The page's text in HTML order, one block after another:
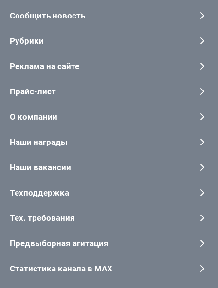
Сообщить новость
Рубрики
Реклама на сайте
Прайс-лист
О компании
Наши награды
Наши вакансии
Техподдержка
Тех. требования
Предвыборная агитация
Статистика канала в MAX